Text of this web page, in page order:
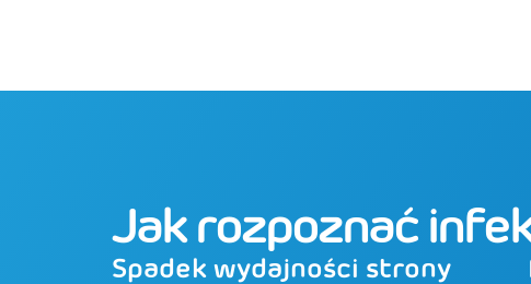
Jak rozpoznać
Spadek wydajności strony